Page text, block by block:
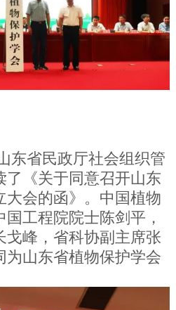
东省民政厅社会组织管
《关于同意召开山东
大会的函》。中国植物
工程院院士陈剑平，
戈峰，省科协副主席张
山东省植物保护学会